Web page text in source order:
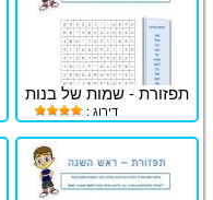
תפזורת - שמות של בנות
דירוג :